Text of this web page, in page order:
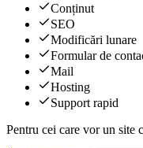
Conținut
SEO
Modificări lunare
Formular de
Mail
Hosting
Support rapid
Pentru cei care vor un site